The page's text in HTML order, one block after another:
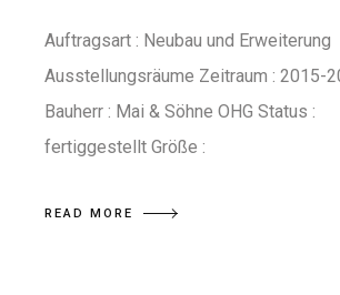
Auftragsart : Neubau und Erweiterung
Ausstellungsräume Zeitraum : 2015-
Bauherr : Mai & Söhne OHG Status :
fertiggestellt Größe :
READ MORE